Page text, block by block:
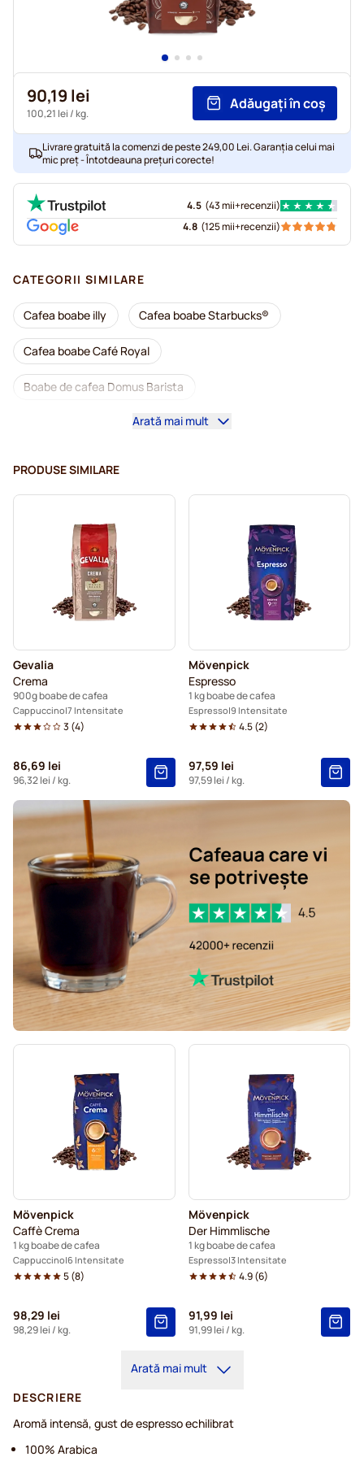
90,19 lei
100,21 lei / kg.
Adăugați în coș
Livrare gratuită la comenzi de peste 249,00 Lei. Garanția celui mai
mic preț - Întotdeauna prețuri corecte!
4.5 (43 mii+recenzii)
4.8 (125 mii+recenzii)
CATEGORII SIMILARE
Cafea boabe illy Cafea boabe Starbucks®
Cafea boabe Café Royal
Boabe de cafea Domus Barista
Mașini de cafea pentru boabe de cafea
Cafea boabe Segafredo Cafea boabe Caffè Borbone
Cafea boabe Merrild Cafea boabe Garibaldi
Cafea boabe Tonino Lamborghini
Cafea boabe Gimoka Boabe de cafea Kaffekapslen
Arată mai mult
PRODUSE SIMILARE
Gevalia
Crema
900g boabe de cafea
Cappuccino 7 Intensitate
3 (4)
86,69 lei
96,32 lei / kg.
Mövenpick
Espresso
1 kg boabe de cafea
Espresso 9 Intensitate
4.5(2)
97,59 lei
97,59 lei / kg.
Mövenpick
Caffè Crema
1 kg boabe de cafea
Cappuccino 6 Intensitate
5(8)
98,29 lei
98,29 lei / kg.
Mövenpick
Der Himmlische
1 kg boabe de cafea
Espresso 3 Intensitate
4.9(6)
91,99 lei
91,99 lei / kg.
Arată mai mult
DESCRIERE
Aromă intensă, gust de espresso echilibrat
100% Arabica